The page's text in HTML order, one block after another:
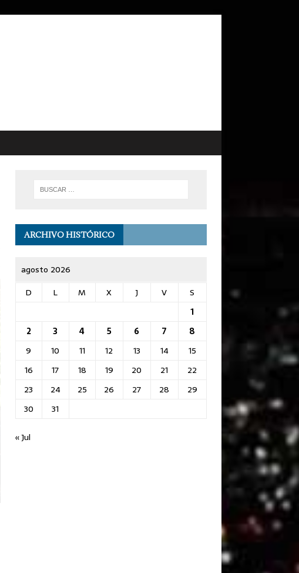
ARCHIVO HISTÓRICO
agosto 2026
D
L M X J V
S
1
2
3 4 5 6 7
8
9
10 11 12 13 14
15
16
17 18 19 20 21
22
23
24 25 26 27 28
29
30
31
« Jul